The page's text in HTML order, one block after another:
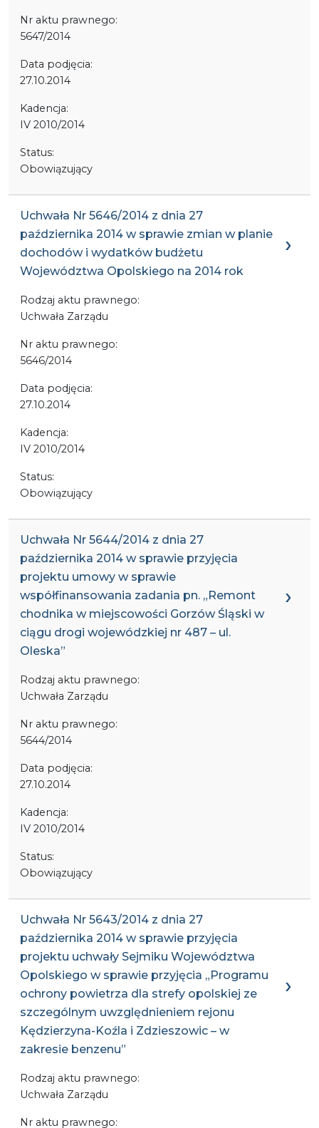
Nr aktu prawnego:
5647/2014
Data podjęcia:
27.10.2014
Kadencja:
IV 2010/2014
Status:
Obowiązujący
Uchwała Nr 5646/2014 z dnia 27
października 2014 w sprawie zmian w planie
dochodów i wydatków budżetu
Województwa Opolskiego na 2014 rok
Rodzaj aktu prawnego:
Uchwała Zarządu
Nr aktu prawnego:
5646/2014
Data podjęcia:
27.10.2014
Kadencja:
IV 2010/2014
Status:
Obowiązujący
Uchwała Nr 5644/2014 z dnia 27
października 2014 w sprawie przyjęcia
projektu umowy w sprawie
współfinansowania zadania pn. „Remont
chodnika w miejscowości Gorzów Śląski w
ciągu drogi wojewódzkiej nr 487 – ul.
Oleska”
Rodzaj aktu prawnego:
Uchwała Zarządu
Nr aktu prawnego:
5644/2014
Data podjęcia:
27.10.2014
Kadencja:
IV 2010/2014
Status:
Obowiązujący
Uchwała Nr 5643/2014 z dnia 27
października 2014 w sprawie przyjęcia
projektu uchwały Sejmiku Województwa
Opolskiego w sprawie przyjęcia „Programu
ochrony powietrza dla strefy opolskiej ze
szczególnym uwzględnieniem rejonu
Kędzierzyna-Koźla i Zdzieszowic – w
zakresie benzenu”
Rodzaj aktu prawnego:
Uchwała Zarządu
Nr aktu prawnego: